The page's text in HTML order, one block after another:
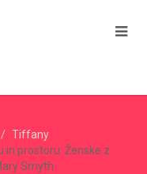
Tiffany
in prostoru: Ženske z
Smyth